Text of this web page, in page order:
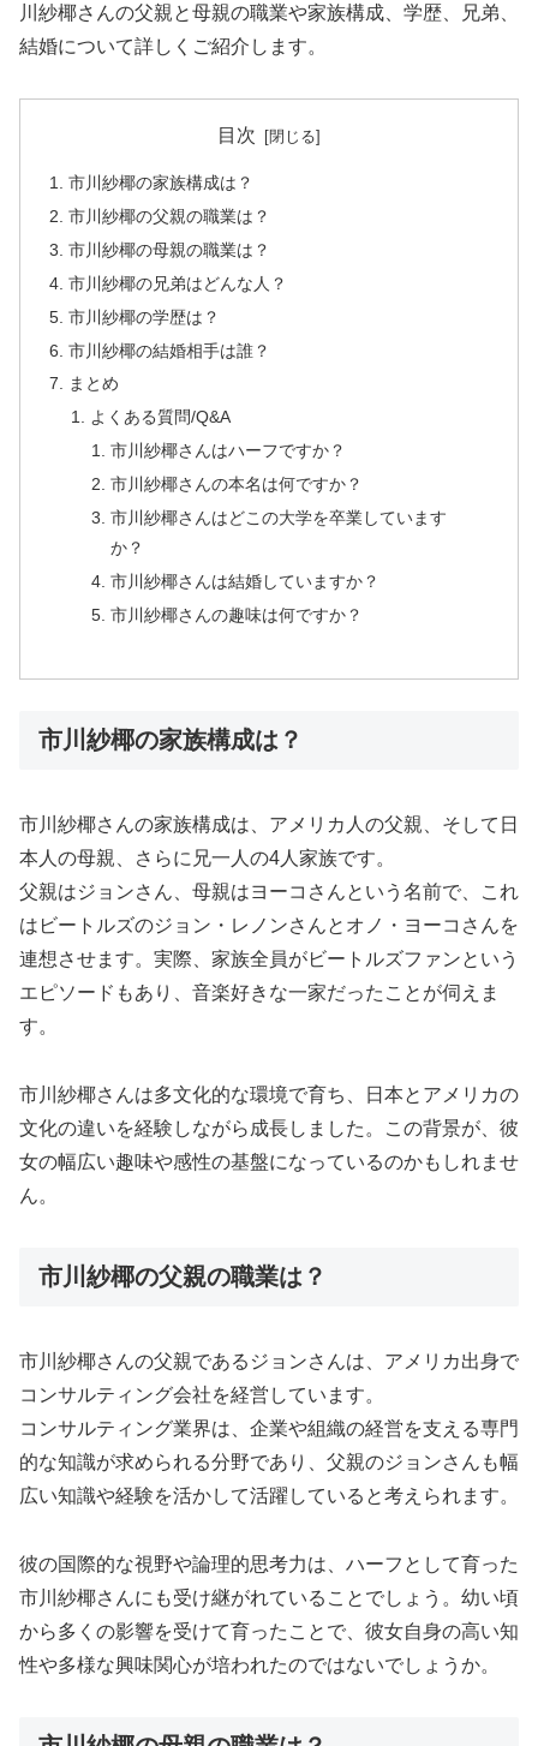
川紗椰さんの父親と母親の職業や家族構成、学歴、兄弟、
結婚について詳しくご紹介します。
目次
市川紗椰の家族構成は？
市川紗椰の父親の職業は？
市川紗椰の母親の職業は？
市川紗椰の兄弟はどんな人？
市川紗椰の学歴は？
市川紗椰の結婚相手は誰？
まとめ
よくある質問/Q&A
市川紗椰さんはハーフですか？
市川紗椰さんの本名は何ですか？
市川紗椰さんはどこの大学を卒業しています
か？
市川紗椰さんは結婚していますか？
市川紗椰さんの趣味は何ですか？
市川紗椰の家族構成は？
市川紗椰さんの家族構成は、アメリカ人の父親、そして日
本人の母親、さらに兄一人の4人家族です。
父親はジョンさん、母親はヨーコさんという名前で、これ
はビートルズのジョン・レノンさんとオノ・ヨーコさんを
連想させます。実際、家族全員がビートルズファンという
エピソードもあり、音楽好きな一家だったことが伺えま
す。
市川紗椰さんは多文化的な環境で育ち、日本とアメリカの
文化の違いを経験しながら成長しました。この背景が、彼
女の幅広い趣味や感性の基盤になっているのかもしれませ
ん。
市川紗椰の父親の職業は？
市川紗椰さんの父親であるジョンさんは、アメリカ出身で
コンサルティング会社を経営しています。
コンサルティング業界は、企業や組織の経営を支える専門
的な知識が求められる分野であり、父親のジョンさんも幅
広い知識や経験を活かして活躍していると考えられます。
彼の国際的な視野や論理的思考力は、ハーフとして育った
市川紗椰さんにも受け継がれていることでしょう。幼い頃
から多くの影響を受けて育ったことで、彼女自身の高い知
性や多様な興味関心が培われたのではないでしょうか。